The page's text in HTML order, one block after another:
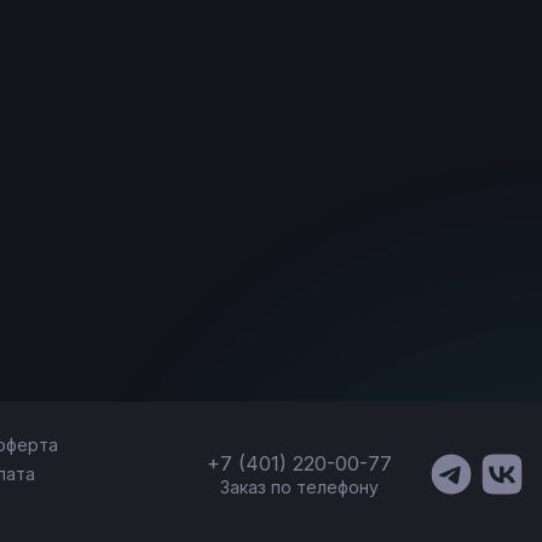
+7 (401) 220-00-77
Заказ по телефону